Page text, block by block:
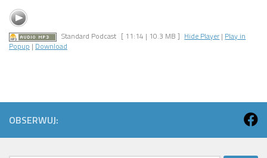
Standard Podcast [ 11:14 | 10.3 MB ] Hide Player | Play in
Popup | Download
OBSERWUJ: